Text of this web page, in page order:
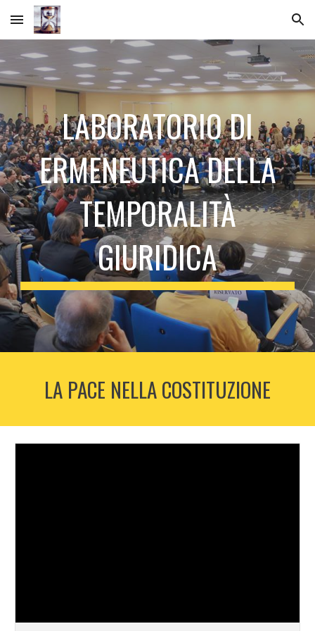
Skip to main content Skip to navigation
LABORATORIO DI
ERMENEUTICA DELLA
TEMPORALITÀ
GIURIDICA
LA PACE NELLA COSTITUZIONE